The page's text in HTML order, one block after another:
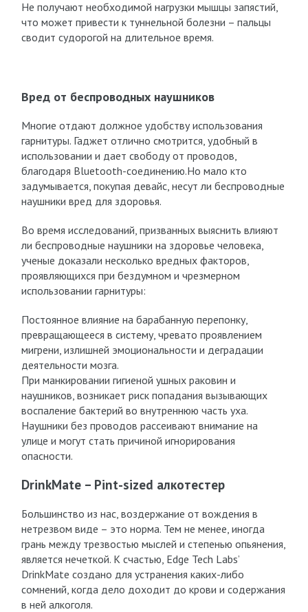
Не получают необходимой нагрузки мышцы запястий,
что может привести к туннельной болезни – пальцы
сводит судорогой на длительное время.
Вред от беспроводных наушников
Многие отдают должное удобству использования
гарнитуры. Гаджет отлично смотрится, удобный в
использовании и дает свободу от проводов,
благодаря Bluetooth-соединению.Но мало кто
задумывается, покупая девайс, несут ли беспроводные
наушники вред для здоровья.
Во время исследований, призванных выяснить влияют
ли беспроводные наушники на здоровье человека,
ученые доказали несколько вредных факторов,
проявляющихся при бездумном и чрезмерном
использовании гарнитуры:
Постоянное влияние на барабанную перепонку,
превращающееся в систему, чревато проявлением
мигрени, излишней эмоциональности и деградации
деятельности мозга.
При манкировании гигиеной ушных раковин и
наушников, возникает риск попадания вызывающих
воспаление бактерий во внутреннюю часть уха.
Наушники без проводов рассеивают внимание на
улице и могут стать причиной игнорирования
опасности.
DrinkMate – Pint-sized алкотестер
Большинство из нас, воздержание от вождения в
нетрезвом виде – это норма. Тем не менее, иногда
грань между трезвостью мыслей и степенью опьянения,
является нечеткой. К счастью, Edge Tech Labs’
DrinkMate создано для устранения каких-либо
сомнений, когда дело доходит до крови и содержания
в ней алкоголя.